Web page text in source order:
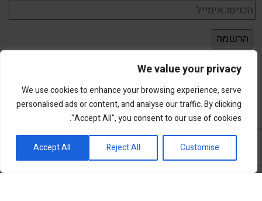
We value your privacy
We use cookies to enhance your browsing experience, serve
personalised ads or content, and analyse our traffic. By clicking
"Accept All", you consent to our use of cookies.
Customise
Reject All
Accept Allפורטל השקעות וחדשנות